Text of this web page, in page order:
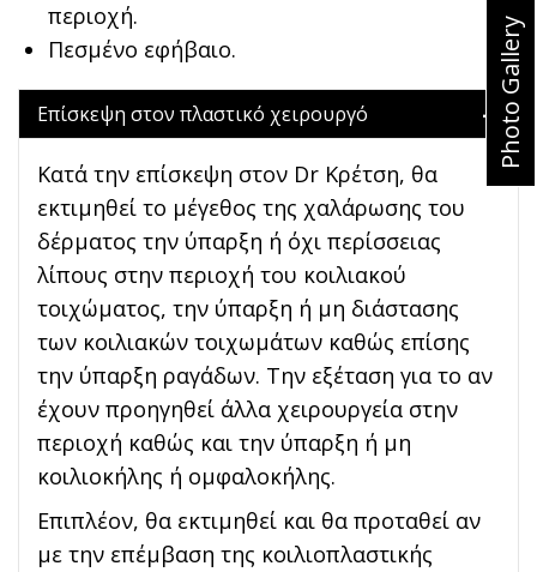
Photo Gallery
περιοχή.
Πεσμένο εφήβαιο.
Επίσκεψη στον πλαστικό χειρουργό
Κατά την επίσκεψη στον Dr Κρέτση, θα
εκτιμηθεί το μέγεθος της χαλάρωσης του
δέρματος την ύπαρξη ή όχι περίσσειας
λίπους στην περιοχή του κοιλιακού
τοιχώματος, την ύπαρξη ή μη διάστασης
των κοιλιακών τοιχωμάτων καθώς επίσης
την ύπαρξη ραγάδων. Την εξέταση για το αν
έχουν προηγηθεί άλλα χειρουργεία στην
περιοχή καθώς και την ύπαρξη ή μη
κοιλιοκήλης ή ομφαλοκήλης.
Επιπλέον, θα εκτιμηθεί και θα προταθεί αν
με την επέμβαση της κοιλιοπλαστικής